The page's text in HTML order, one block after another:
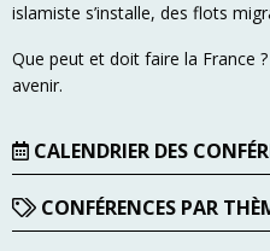
islamiste s’installe, des flots
Que peut et doit faire la France
avenir.
CALENDRIER DES
CONFÉRENCES PAR